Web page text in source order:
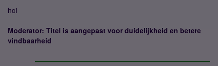
hoi
Moderator: Titel is aangepast voor duidelijkheid en betere
vindbaarheid